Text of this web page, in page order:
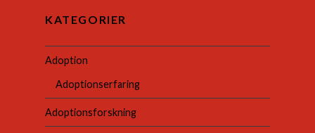
KATEGORIER
Adoption
Adoptionserfaring
Adoptionsforskning